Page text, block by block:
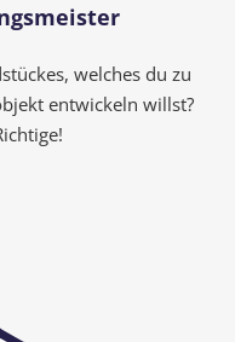
welches du zu
entwickeln willst?